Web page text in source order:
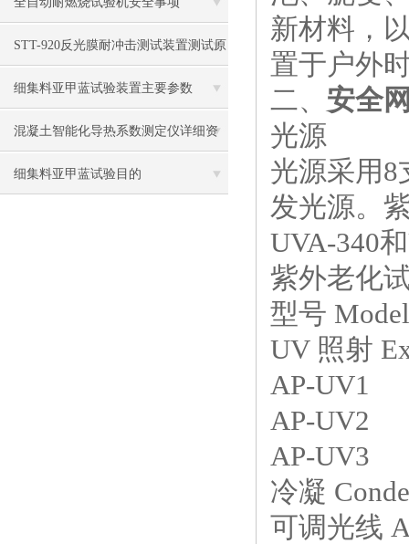
STT-920反光膜耐冲击测试装置测试原
理
细集料亚甲蓝试验装置主要参数
混凝土智能化导热系数测定仪详细资
料
细集料亚甲蓝试验目的
新材料，
置于户外
二、 安全
光源
光源采用8
发光源。
UVA-340
紫外老化
型号 Model
UV 照射
AP-UV1
AP-UV2
AP-UV3
冷凝
可调光线